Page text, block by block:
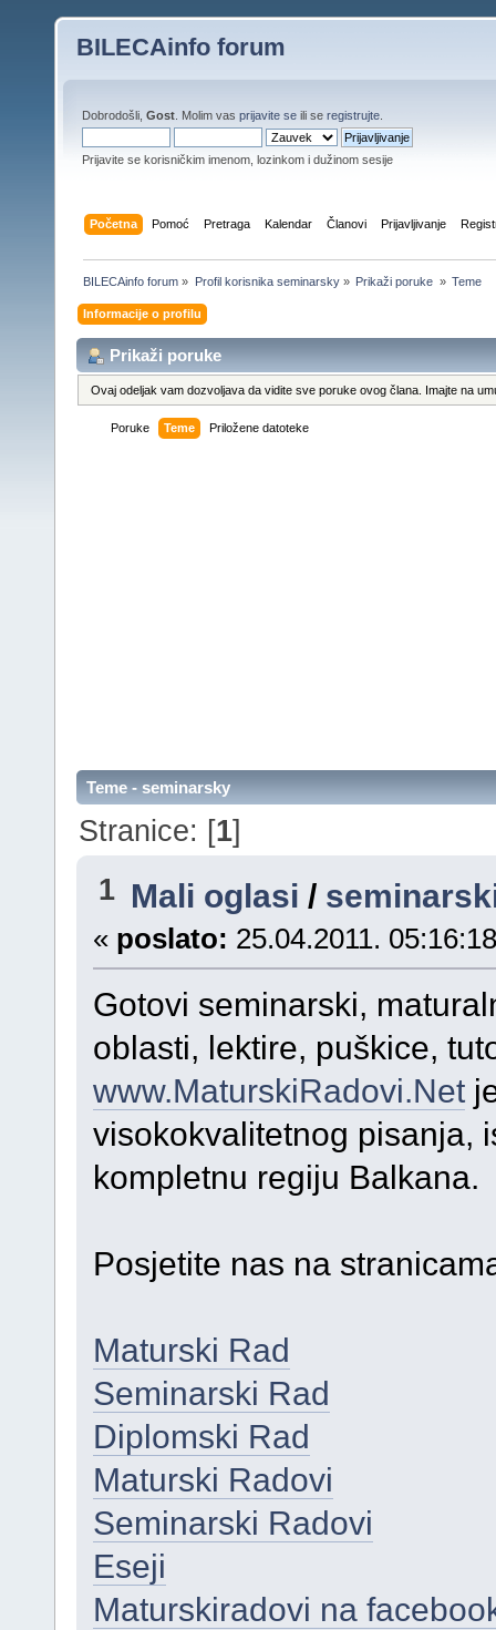
BILECAinfo forum
Dobrodošli, Gost . Molim vas prijavite se ili se registrujte
Prijavite se korisničkim imenom, lozinkom i dužinom sesije
Početna Pomoć Pretraga Kalendar Članovi Prijavljivanje
BILECAinfo forum » Profil korisnika seminarsky» Prikaži poruke » Teme
Informacije o profilu
Prikaži poruke
Ovaj odeljak vam dozvoljava da vidite sve poruke ovog člana. Imajte na
Poruke Teme Priložene datoteke
Teme - seminarsky
Stranice: [1]
1 Mali oglasi /
« poslato: 25.04.2011.
Gotovi seminarski,
oblasti, lektire, puškice,
www.MaturskiRadovi.Net
visokokvalitetnog pisanja,
kompletnu regiju Balkana.
Posjetite nas na
Maturski Rad
Seminarski Rad
Diplomski Rad
Maturski Radovi
Seminarski Radovi
Eseji
Maturskiradovi na